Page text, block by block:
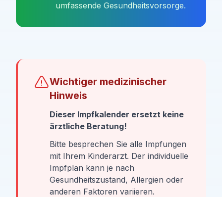
umfassende Gesundheitsvorsorge.
Wichtiger medizinischer
Hinweis
Dieser Impfkalender ersetzt keine
ärztliche Beratung!
Bitte besprechen Sie alle Impfungen
mit Ihrem Kinderarzt. Der individuelle
Impfplan kann je nach
Gesundheitszustand, Allergien oder
anderen Faktoren variieren.